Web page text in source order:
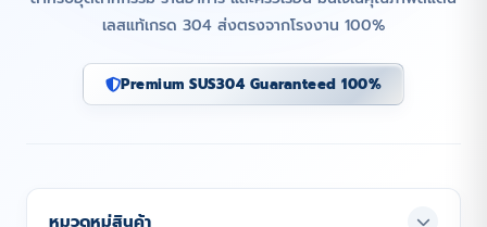
เลสแท้เกรด 304 ส่งตรงจากโรงงาน 100%
Premium SUS304 Guaranteed 100%
หมวดหมู่สินค้า